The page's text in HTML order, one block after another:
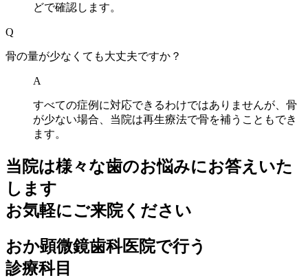
どで確認します。
Q
骨の量が少なくても大丈夫ですか？
A
すべての症例に対応できるわけではありませんが、骨
が少ない場合、当院は再生療法で骨を補うこともでき
ます。
当院は様々な歯のお悩みにお答えいた
します
お気軽にご来院ください
おか顕微鏡歯科医院で行う
診療科目